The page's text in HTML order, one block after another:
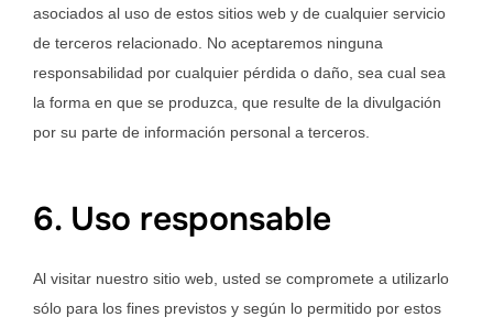
asociados al uso de estos sitios web y de cualquier servicio
de terceros relacionado. No aceptaremos ninguna
responsabilidad por cualquier pérdida o daño, sea cual sea
la forma en que se produzca, que resulte de la divulgación
por su parte de información personal a terceros.
6. Uso responsable
Al visitar nuestro sitio web, usted se compromete a utilizarlo
sólo para los fines previstos y según lo permitido por estos